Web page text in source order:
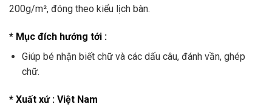
200g/m², đóng theo kiểu lịch bàn.
* Mục đích hướng tới :
Giúp bé nhận biết chữ và các dấu câu, đánh vần, ghép
chữ.
* Xuất xứ : Việt Nam